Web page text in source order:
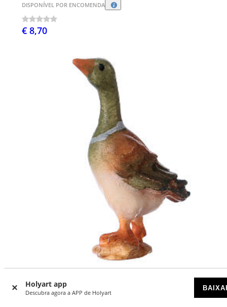
Holyart app
Descubra agora a APP de Holyart
DISPONÍVEL POR ENCOMENDA
€ 8,70
Pato em pé presépio Original madeira pintada Val
cm